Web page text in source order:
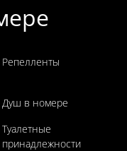
Репелленты
Душ в номере
Туалетные
принадлежности